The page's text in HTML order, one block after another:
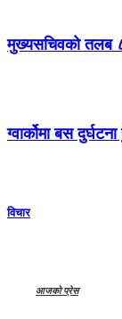
मुख्यसचिवको तलब
ग्वार्कोमा बस
विचार
आजको प्रेस